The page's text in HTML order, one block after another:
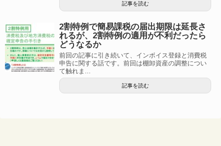
記事を読む
2割特例で簡易課税の届出期限は延長さ
れるが、2割特例の適用が不利だったら
どうなるか
前回の記事に引き続いて、インボイス登録と消費税
申告に関する話です。前回は棚卸資産の調整につい
て触れま...
記事を読む